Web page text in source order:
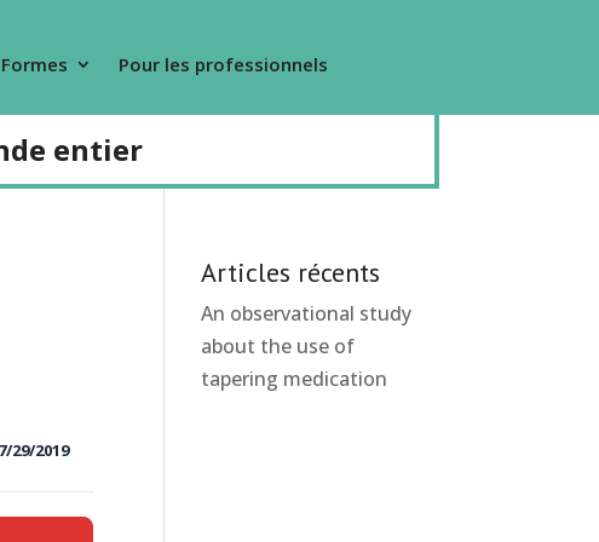
Formes Pour les professionnels
entier
29/2019
Articles récents
An observational study
about the use of
tapering medication